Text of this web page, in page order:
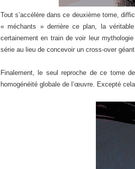
Tout s’accélère dans ce deuxième tome,
« méchants » derrière ce plan, la
certainement en train de voir leur
série au lieu de concevoir un cross-over
Finalement, le seul reproche de ce tome
homogénéité globale de l’œuvre. Excepté